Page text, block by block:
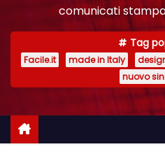
e
comunicati
Tag
Facile.it made in Italy
nuovo